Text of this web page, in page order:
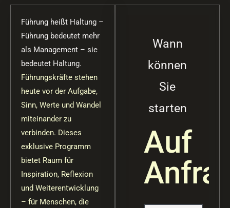
Führung heißt Haltung –
Führung bedeutet mehr
als Management – sie
bedeutet Haltung.
Führungskräfte stehen
heute vor der Aufgabe,
Sinn, Werte und Wandel
miteinander zu
verbinden. Dieses
exklusive Programm
bietet Raum für
Inspiration, Reflexion
und Weiterentwicklung
– für Menschen, die
Wann
können
Sie
starten
Auf